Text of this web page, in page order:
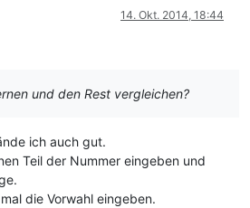
14. Okt. 2014, 18:44
und den Rest vergleichen?
ich auch gut.
Teil der Nummer eingeben und
die Vorwahl eingeben.